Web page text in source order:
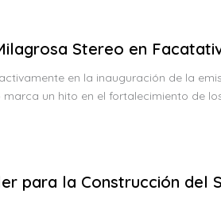
Stereo en
en la inauguración de la
un hito en el fortalecimiento de
para la Construcción del